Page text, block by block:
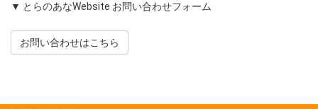
▼ とらのあなWebsite お問い合わせフォーム
お問い合わせはこちら